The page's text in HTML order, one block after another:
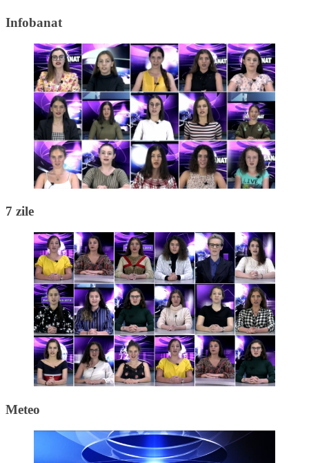
Infobanat
7 zile
Meteo